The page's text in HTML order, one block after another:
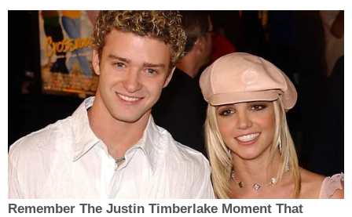
Remember The Justin Timberlake Moment That